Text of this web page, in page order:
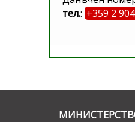
тел.: +359 2